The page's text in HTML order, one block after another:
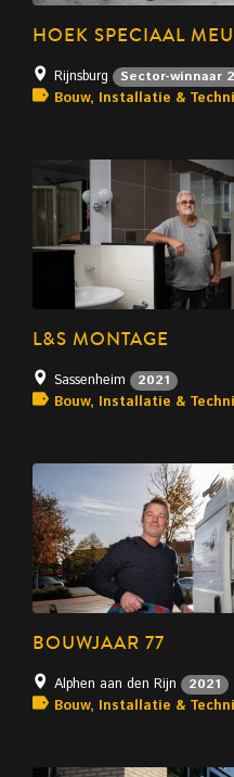
HOEK SPECIAAL
Rijnsburg Sector-winnaar
Bouw, Installatie &
L&S MONTAGE
Sassenheim 2021
Bouw, Installatie &
BOUWJAAR 77
Alphen aan den Rijn 2021
Bouw, Installatie &